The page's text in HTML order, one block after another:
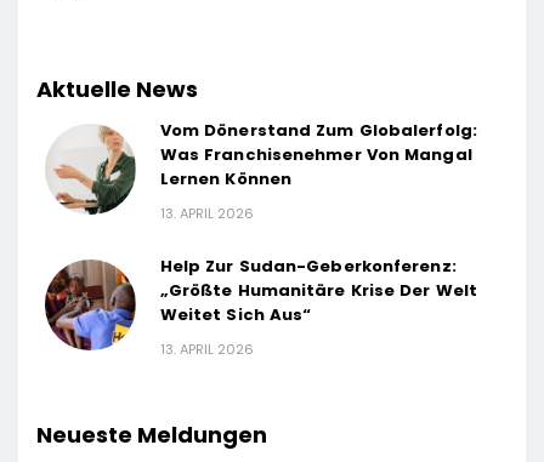
Aktuelle News
Vom Dönerstand Zum Globalerfolg:
Was Franchisenehmer Von Mangal
Lernen Können
13. APRIL 2026
Help Zur Sudan-Geberkonferenz:
„Größte Humanitäre Krise Der Welt
Weitet Sich Aus“
13. APRIL 2026
Neueste Meldungen